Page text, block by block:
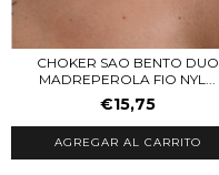
CHOKER SAO BENTO DUO
MADREPEROLA FIO NYL...
€15,75